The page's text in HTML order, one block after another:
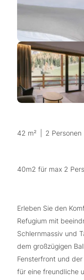
42 m² 2 Personen
40m2 für max 2
Erleben Sie den
Refugium mit
Schlernmassiv und
dem großzügigen
Fensterfront und
für eine freundliche